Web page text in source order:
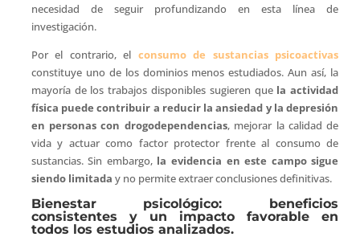
necesidad de seguir profundizando en esta línea de
investigación.
Por el contrario, el consumo de sustancias psicoactivas
constituye uno de los dominios menos estudiados. Aun así, la
mayoría de los trabajos disponibles sugieren que la actividad
física puede contribuir a reducir la ansiedad y la depresión
en personas con drogodependencias, mejorar la calidad de
vida y actuar como factor protector frente al consumo de
sustancias. Sin embargo, la evidencia en este campo sigue
siendo limitada y no permite extraer conclusiones definitivas.
Bienestar psicológico: beneficios
consistentes y un impacto favorable en
todos los estudios analizados.